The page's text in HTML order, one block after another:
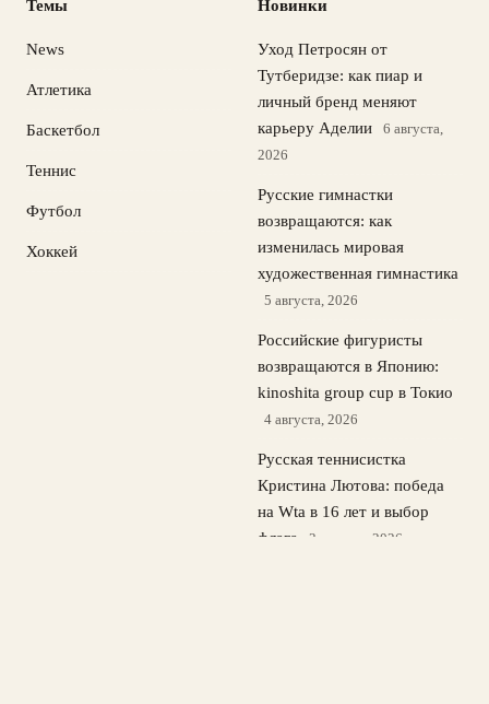
Темы
News
Атлетика
Баскетбол
Теннис
Футбол
Хоккей
Новинки
Уход Петросян от
Тутберидзе: как пиар и
личный бренд меняют
карьеру Аделии
6 августа,
2026
Русские гимнастки
возвращаются: как
изменилась мировая
художественная гимнастика
5 августа, 2026
Российские фигуристы
возвращаются в Японию:
kinoshita group cup в Токио
4 августа, 2026
Русская теннисистка
Кристина Лютова: победа
на Wta в 16 лет и выбор
флага
3 августа, 2026